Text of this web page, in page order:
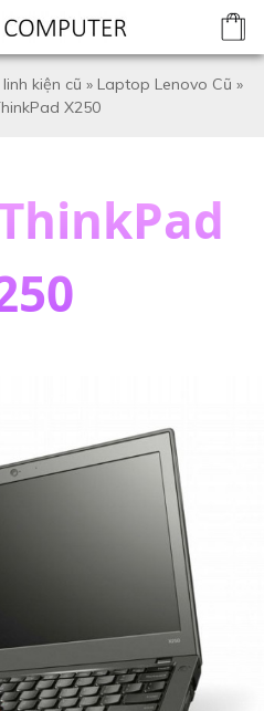
kiện cũ » Laptop Lenovo Cũ »
X250